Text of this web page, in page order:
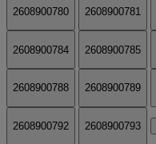
2608900780 2608900781
2608900784 2608900785
2608900788 2608900789
2608900792 2608900793